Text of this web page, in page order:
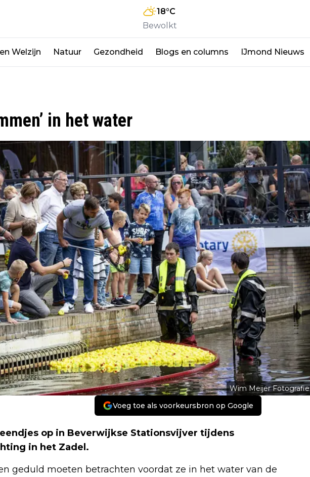
18°C
Bewolkt
Welzijn Natuur Gezondheid Blogs en columns IJmond Nieuws
in het water
Wim Meijer Fotografie
Voeg toe als voorkeursbron op Google
op in Beverwijkse Stationsvijver tijdens
in het Zadel.
geduld moeten betrachten voordat ze in het water van de